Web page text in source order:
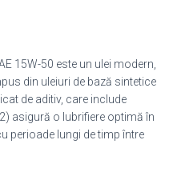
15W-50 este un ulei modern,
din uleiuri de bază sintetice
de aditiv, care include
asigură o lubrifiere optimă în
perioade lungi de timp între